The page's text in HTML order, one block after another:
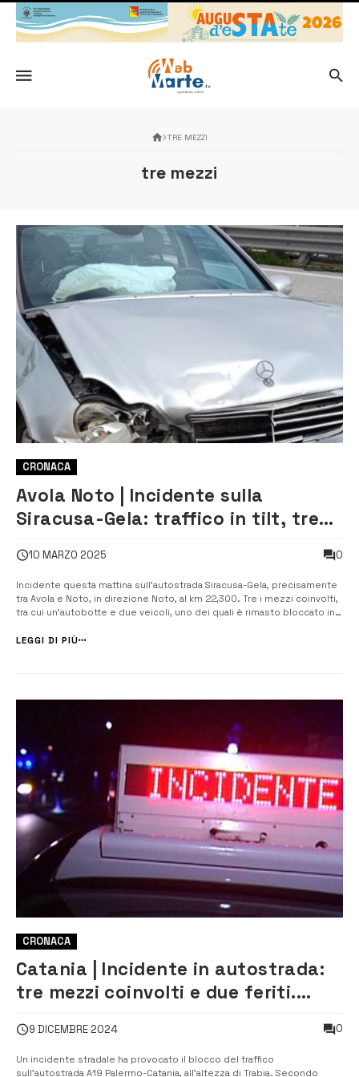
TRE MEZZI
tre mezzi
CRONACA
Avola Noto | Incidente sulla
Siracusa-Gela: traffico in tilt, tre
10 MARZO 2025 0
Incidente questa mattina sull’autostrada Siracusa-Gela, precisamente
tra Avola e Noto, in direzione Noto, al km 22,300. Tre i mezzi coinvolti,
tra cui un’autobotte e due veicoli, uno dei quali è rimasto bloccato in
prontamente rimosso per evitare rallentamenti al traffico. S...
LEGGI DI PIÙ
CRONACA
Catania | Incidente in autostrada:
tre mezzi coinvolti e due feriti.
9 DICEMBRE 2024 0
Un incidente stradale ha provocato il blocco del traffico
sull’autostrada A19 Palermo-Catania, all’altezza di Trabia. Secondo